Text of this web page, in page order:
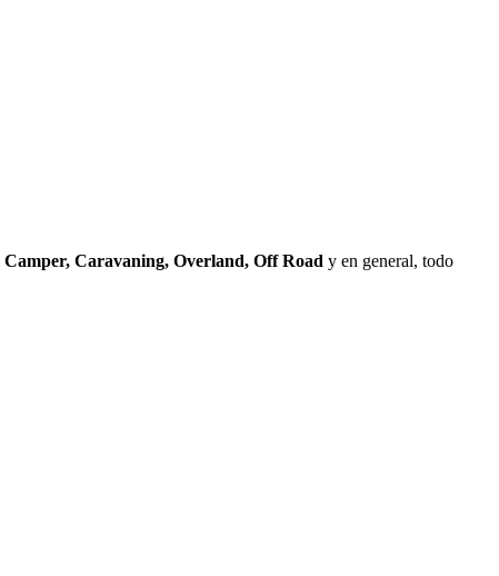
Camper, Caravaning, Overland, Off Road y en general, todo